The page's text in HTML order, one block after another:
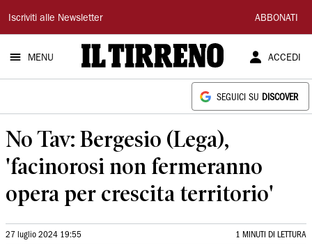
Il
Tirreno
Iscriviti alle Newsletter ABBONATI
MENU ACCEDI
SEGUICI SU DISCOVER
No Tav: Bergesio (Lega),
'facinorosi non fermeranno
opera per crescita territorio'
27 luglio 2024 19:55 1 MINUTI DI LETTURA